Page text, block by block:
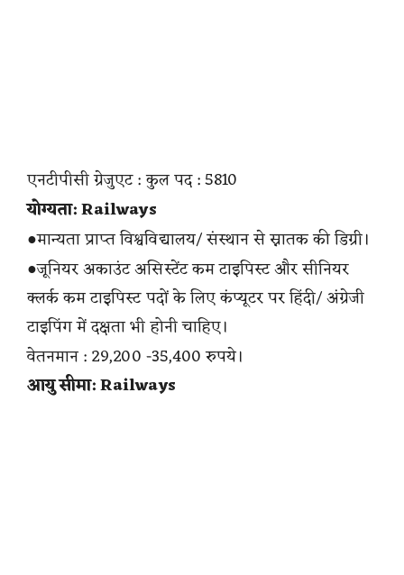
एनटीपीसी ग्रेजुएट : कुल पद : 5810
योग्यता: Railways
●मान्यता प्राप्त विश्वविद्यालय/ संस्थान से स्नातक की डिग्री।
●जूनियर अकाउंट असिस्टेंट कम टाइपिस्ट और सीनियर
क्लर्क कम टाइपिस्ट पदों के लिए कंप्यूटर पर हिंदी/ अंग्रेजी
टाइपिंग में दक्षता भी होनी चाहिए।
वेतनमान : 29,200 -35,400 रुपये।
आयु सीमा: Railways